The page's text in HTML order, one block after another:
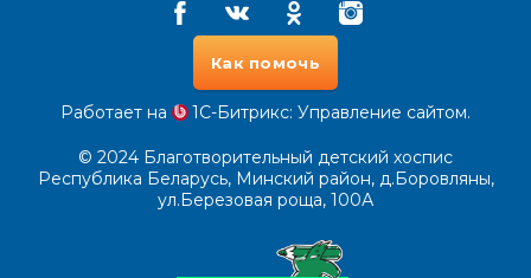
Как помочь
Работает на 1С-Битрикс: Управление сайтом.
© 2024 Благотворительный детский хоспис
Республика Беларусь, Минский район, д.Боровляны,
ул.Березовая роща, 100А